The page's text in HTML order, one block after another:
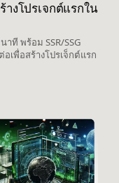
งโปรเจกต์แรกใน
ที พร้อม SSR/SSG
เพื่อสร้างโปรเจ็กต์แรก